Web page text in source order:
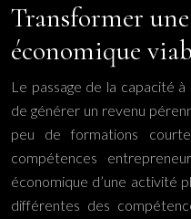
Transformer
économique
Le passage de la capacité
de générer un revenu
peu de formations
compétences
économique d’une activité
différentes des